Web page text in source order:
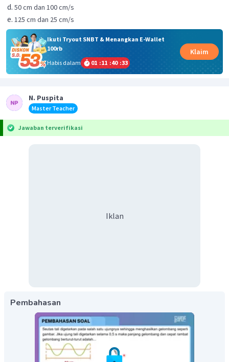
50 cm dan 100 cm/s
125 cm dan 25 cm/s
Ikuti Tryout SNBT & Menangkan E-Wallet
100rb
Habis dalam
01 :11 :40 :33
Klaim
N. Puspita
Master Teacher
Jawaban terverifikasi
Iklan
Pembahasan